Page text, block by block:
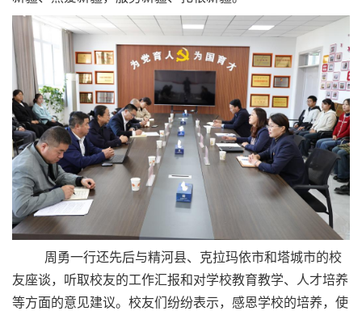
周勇一行还先后与精河县、克拉玛依市和塔城市的校
友座谈，听取校友的工作汇报和对学校教育教学、人才培养
等方面的意见建议。校友们纷纷表示，感恩学校的培养，使